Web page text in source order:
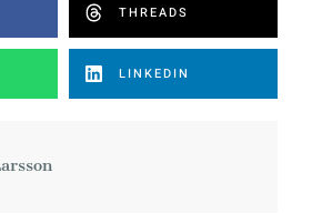
THREADS
LINKEDIN